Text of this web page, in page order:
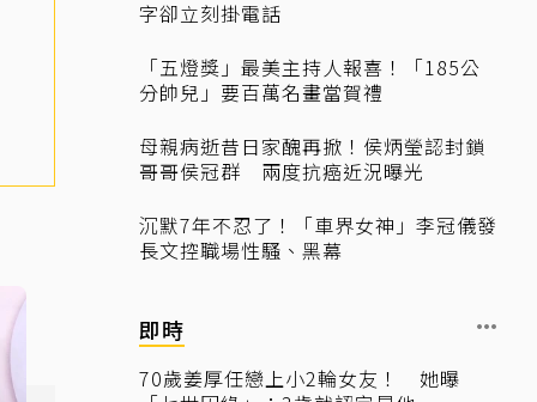
字卻立刻掛電話
「五燈獎」最美主持人報喜！「185公
分帥兒」要百萬名畫當賀禮
母親病逝昔日家醜再掀！侯炳瑩認封鎖
哥哥侯冠群 兩度抗癌近況曝光
沉默7年不忍了！「車界女神」李冠儀發
長文控職場性騷、黑幕
即時
70歲姜厚任戀上小2輪女友！ 她曝